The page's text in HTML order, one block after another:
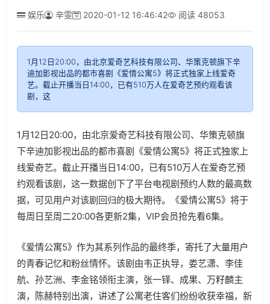
娱乐 辛雯 2020-01-12 16:46:42 阅读 48053
1月12日20:00，由北京爱奇艺科技有限公司、华策克顿旗下辛
迪加影视出品的都市喜剧《爱情公寓5》将正式独家上线爱奇
艺。截止开播当日14:00，已有510万人在爱奇艺预约观看该
剧，这
1月12日20:00，由北京爱奇艺科技有限公司、华策克顿旗
下辛迪加影视出品的都市喜剧《爱情公寓5》将正式独家上
线爱奇艺。截止开播当日14:00，已有510万人在爱奇艺预
约观看该剧，这一数据创下了平台电视剧预约人数的最高数
据，可见用户对该剧回归的极大期待。《爱情公寓5》将于
每周日至周二20:00各更新2集，VIP会员抢先看6集。
《爱情公寓5》作为其系列作品的最终季，寄托了大量用户
的青春记忆和粉丝情怀。该剧由韦正执导，娄艺潇、李佳
航、孙艺洲、李金铭领衔主演，张一铎、成果、万籽麟主
演，陈赫特别出演，讲述了公寓老住客们纷纷收获幸福，新